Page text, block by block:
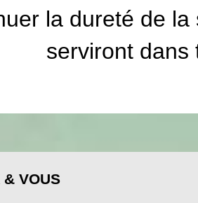
la dureté de
serviront dans
VOUS